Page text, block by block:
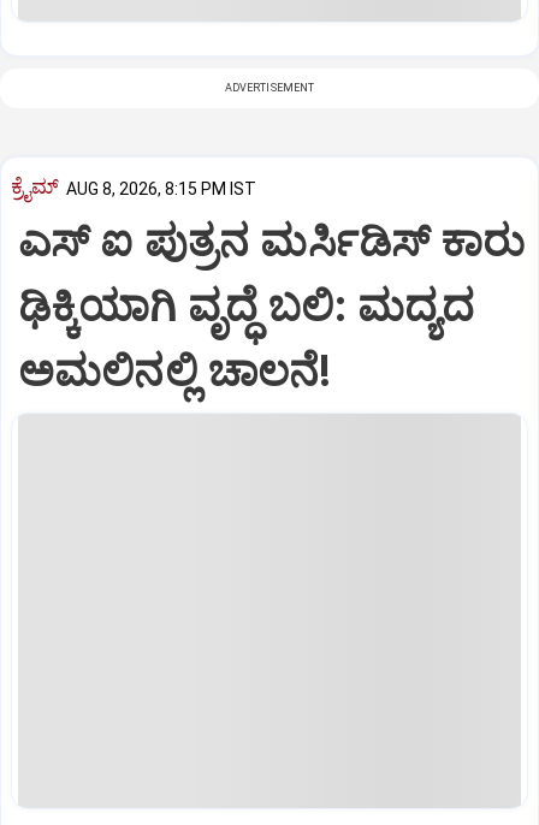
ADVERTISEMENT
ಕ್ರೈಮ್ AUG 8, 2026, 8:15 PM IST
ಎಸ್ ಐ ಪುತ್ರನ ಮರ್ಸಿಡಿಸ್‌ ಕಾರು
ಢಿಕ್ಕಿಯಾಗಿ ವೃದ್ಧೆ ಬಲಿ: ಮದ್ಯದ
ಅಮಲಿನಲ್ಲಿ ಚಾಲನೆ!